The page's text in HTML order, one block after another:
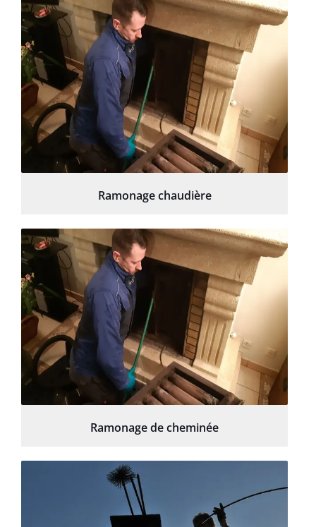
Ramonage chaudière
Ramonage de cheminée